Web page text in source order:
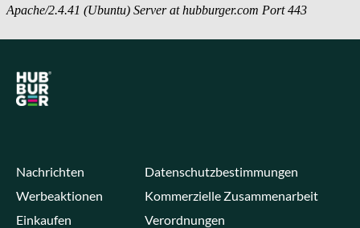
Nachrichten
Werbeaktionen
Einkaufen
Datenschutzbestimmungen
Kommerzielle Zusammenarbeit
Verordnungen